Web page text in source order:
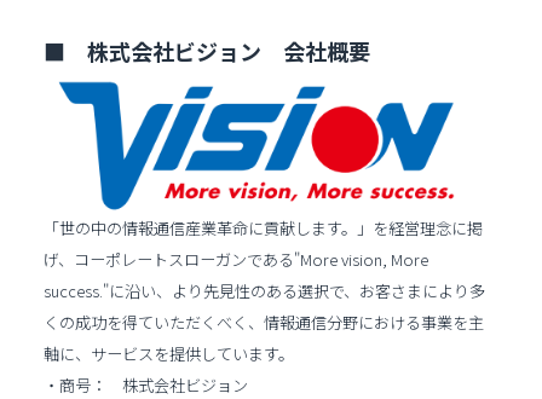
■ 株式会社ビジョン 会社概要
「世の中の情報通信産業革命に貢献します。」を経営理念に掲
げ、コーポレートスローガンである"More vision, More
success."に沿い、より先見性のある選択で、お客さまにより多
くの成功を得ていただくべく、情報通信分野における事業を主
軸に、サービスを提供しています。
・商号： 株式会社ビジョン